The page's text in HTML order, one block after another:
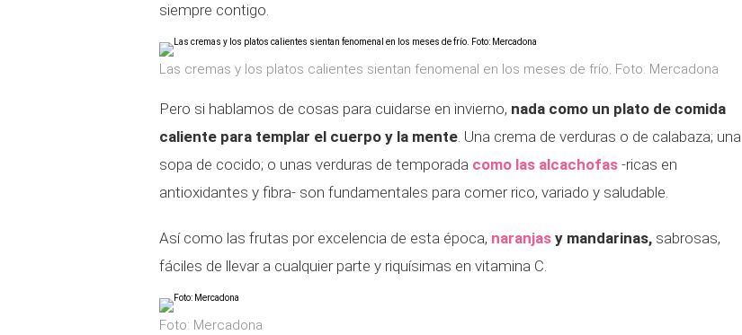
siempre contigo.
Las cremas y los platos calientes sientan fenomenal en los meses de frío. Foto: Mercadona
Pero si hablamos de cosas para cuidarse en invierno, nada como un plato de comida
caliente para templar el cuerpo y la mente. Una crema de verduras o de calabaza; una
sopa de cocido; o unas verduras de temporada como las alcachofas -ricas en
antioxidantes y fibra- son fundamentales para comer rico, variado y saludable.
Así como las frutas por excelencia de esta época, naranjas y mandarinas, sabrosas,
fáciles de llevar a cualquier parte y riquísimas en vitamina C.
Foto: Mercadona